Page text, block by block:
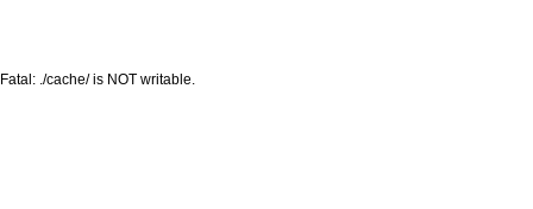
Fatal: ./cache/ is NOT writable.